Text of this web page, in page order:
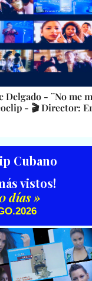
Delgado - ¨No me
- 🎬 Director:
Cubano
vistos!
días »